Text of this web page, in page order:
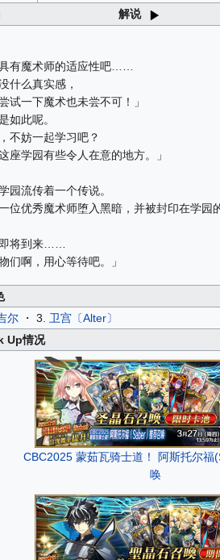
解说
具有魔术师的适应性吧……
什么真实感，
试一下魔术也未尝不可！」
如此呢。
不妨一起学习吧？
学园有些令人在意的地方。」
园流传着一个传说。
位优秀魔术师堕入黑暗，并被封印在学园
即将到来……
们啊，用心等待吧。」
尔 ・ 3. 卫宫〔Alter〕
Up情况
CBC2025 蒙茹瓦骑士道！ 阿斯托尔福
唤